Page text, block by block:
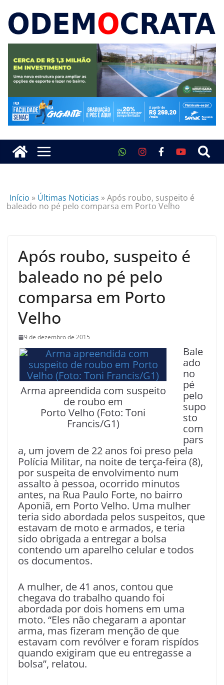
Início » Últimas Noticias »Após roubo, suspeito é
baleado no pé pelo comparsa em Porto Velho
Após roubo, suspeito é
baleado no pé pelo
comparsa em Porto
Velho
9 de dezembro de 2015
Arma apreendida com suspeito
de roubo em
Porto Velho (Foto: Toni
Francis/G1)
Bale
ado
no
pé
pelo
supo
sto
com
pars
a, um jovem de 22 anos foi preso pela
Polícia Militar, na noite de terça-feira (8),
por suspeita de envolvimento num
assalto à pessoa, ocorrido minutos
antes, na Rua Paulo Forte, no bairro
Aponiã, em Porto Velho. Uma mulher
teria sido abordada pelos suspeitos, que
estavam de moto e armados, e teria
sido obrigada a entregar a bolsa
contendo um aparelho celular e todos
os documentos.
A mulher, de 41 anos, contou que
chegava do trabalho quando foi
abordada por dois homens em uma
moto. “Eles não chegaram a apontar
arma, mas fizeram menção de que
estavam com revólver e foram rispídos
quando exigiram que eu entregasse a
bolsa”, relatou.